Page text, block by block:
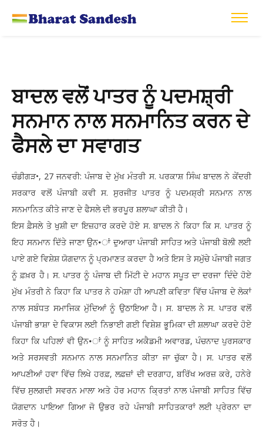
ਬਾਦਲ ਵਲੋਂ ਪਾਤਰ ਨੂੰ ਪਦਮਸ਼੍ਰੀ
ਸਨਮਾਨ ਨਾਲ ਸਨਮਾਨਿਤ ਕਰਨ ਦੇ
ਫੈਸਲੇ ਦਾ ਸਵਾਗਤ
ਚੰਡੀਗੜ•, 27 ਜਨਵਰੀ: ਪੰਜਾਬ ਦੇ ਮੁੱਖ ਮੰਤਰੀ ਸ. ਪਰਕਾਸ਼ ਸਿੰਘ ਬਾਦਲ ਨੇ ਕੇਂਦਰੀ
ਸਰਕਾਰ ਵਲੋਂ ਪੰਜਾਬੀ ਕਵੀ ਸ. ਸੁਰਜੀਤ ਪਾਤਰ ਨੂੰ ਪਦਮਸ਼੍ਰੀ ਸਨਮਾਨ ਨਾਲ
ਸਨਮਾਨਿਤ ਕੀਤੇ ਜਾਣ ਦੇ ਫੈਸਲੇ ਦੀ ਭਰਪੂਰ ਸ਼ਲਾਘਾ ਕੀਤੀ ਹੈ।
ਇਸ ਫ਼ੈਸਲੇ ਤੇ ਖੁਸ਼ੀ ਦਾ ਇਜ਼ਹਾਰ ਕਰਦੇ ਹੋਏ ਸ. ਬਾਦਲ ਨੇ ਕਿਹਾ ਕਿ ਸ. ਪਾਤਰ ਨੂੰ
ਇਹ ਸਨਮਾਨ ਦਿੱਤੇ ਜਾਣਾ ਉਨ•ਾਂ ਦੁਆਰਾ ਪੰਜਾਬੀ ਸਾਹਿਤ ਅਤੇ ਪੰਜਾਬੀ ਬੋਲੀ ਲਈ
ਪਾਏ ਗਏ ਵਿਸ਼ੇਸ਼ ਯੋਗਦਾਨ ਨੂੰ ਪ੍ਰਮਾਣਤ ਕਰਦਾ ਹੈ ਅਤੇ ਇਸ ਤੇ ਸਮੁੱਚੇ ਪੰਜਾਬੀ ਜਗਤ
ਨੂੰ ਫ਼ਖ਼ਰ ਹੈ। ਸ. ਪਾਤਰ ਨੂੰ ਪੰਜਾਬ ਦੀ ਮਿੱਟੀ ਦੇ ਮਹਾਨ ਸਪੂਤ ਦਾ ਦਰਜਾ ਦਿੰਦੇ ਹੋਏ
ਮੁੱਖ ਮੰਤਰੀ ਨੇ ਕਿਹਾ ਕਿ ਪਾਤਰ ਨੇ ਹਮੇਸ਼ਾ ਹੀ ਆਪਣੀ ਕਵਿਤਾ ਵਿੱਚ ਪੰਜਾਬ ਦੇ ਲੋਕਾਂ
ਨਾਲ ਸਬੰਧਤ ਸਮਾਜਿਕ ਮੁੱਦਿਆਂ ਨੂੰ ਉਠਾਇਆ ਹੈ। ਸ. ਬਾਦਲ ਨੇ ਸ. ਪਾਤਰ ਵਲੋਂ
ਪੰਜਾਬੀ ਭਾਸ਼ਾ ਦੇ ਵਿਕਾਸ ਲਈ ਨਿਭਾਈ ਗਈ ਵਿਸ਼ੇਸ਼ ਭੂਮਿਕਾ ਦੀ ਸ਼ਲਾਘਾ ਕਰਦੇ ਹੋਏ
ਕਿਹਾ ਕਿ ਪਹਿਲਾਂ ਵੀ ਉਨ•ਾਂ ਨੂੰ ਸਾਹਿਤ ਅਕੈਡਮੀ ਅਵਾਰਡ, ਪੰਚਨਾਦ ਪੁਰਸਕਾਰ
ਅਤੇ ਸਰਸਵਤੀ ਸਨਮਾਨ ਨਾਲ ਸਨਮਾਨਿਤ ਕੀਤਾ ਜਾ ਚੁੱਕਾ ਹੈ। ਸ. ਪਾਤਰ ਵਲੋਂ
ਆਪਣੀਆਂ ਹਵਾ ਵਿੱਚ ਲਿਖੇ ਹਰਫ਼, ਲਫ਼ਜ਼ਾਂ ਦੀ ਦਰਗਾਹ, ਬਰਿੱਖ ਅਰਜ਼ ਕਰੇ, ਹਨੇਰੇ
ਵਿੱਚ ਸੁਲਗਦੀ ਸਵਰਨ ਮਾਲਾ ਅਤੇ ਹੋਰ ਮਹਾਨ ਕ੍ਰਿਤਾਂ ਨਾਲ ਪੰਜਾਬੀ ਸਾਹਿਤ ਵਿੱਚ
ਯੋਗਦਾਨ ਪਾਇਆ ਗਿਆ ਜੋ ਉਭਰ ਰਹੇ ਪੰਜਾਬੀ ਸਾਹਿਤਕਾਰਾਂ ਲਈ ਪ੍ਰੇਰਨਾ ਦਾ
ਸਰੋਤ ਹੈ।